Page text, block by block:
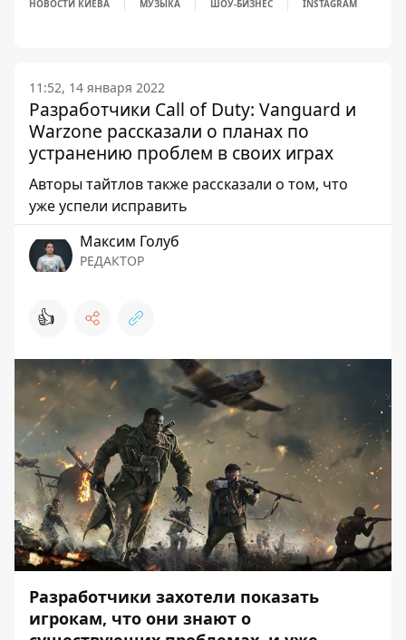
НОВОСТИ КИЕВА МУЗЫКА ШОУ-БИЗНЕС INSTAGRAM
11:52, 14 января 2022
Разработчики Call of Duty: Vanguard и
Warzone рассказали о планах по
устранению проблем в своих играх
Авторы тайтлов также рассказали о том, что
уже успели исправить
Максим Голуб
РЕДАКТОР
👍
Разработчики захотели показать
игрокам, что они знают о